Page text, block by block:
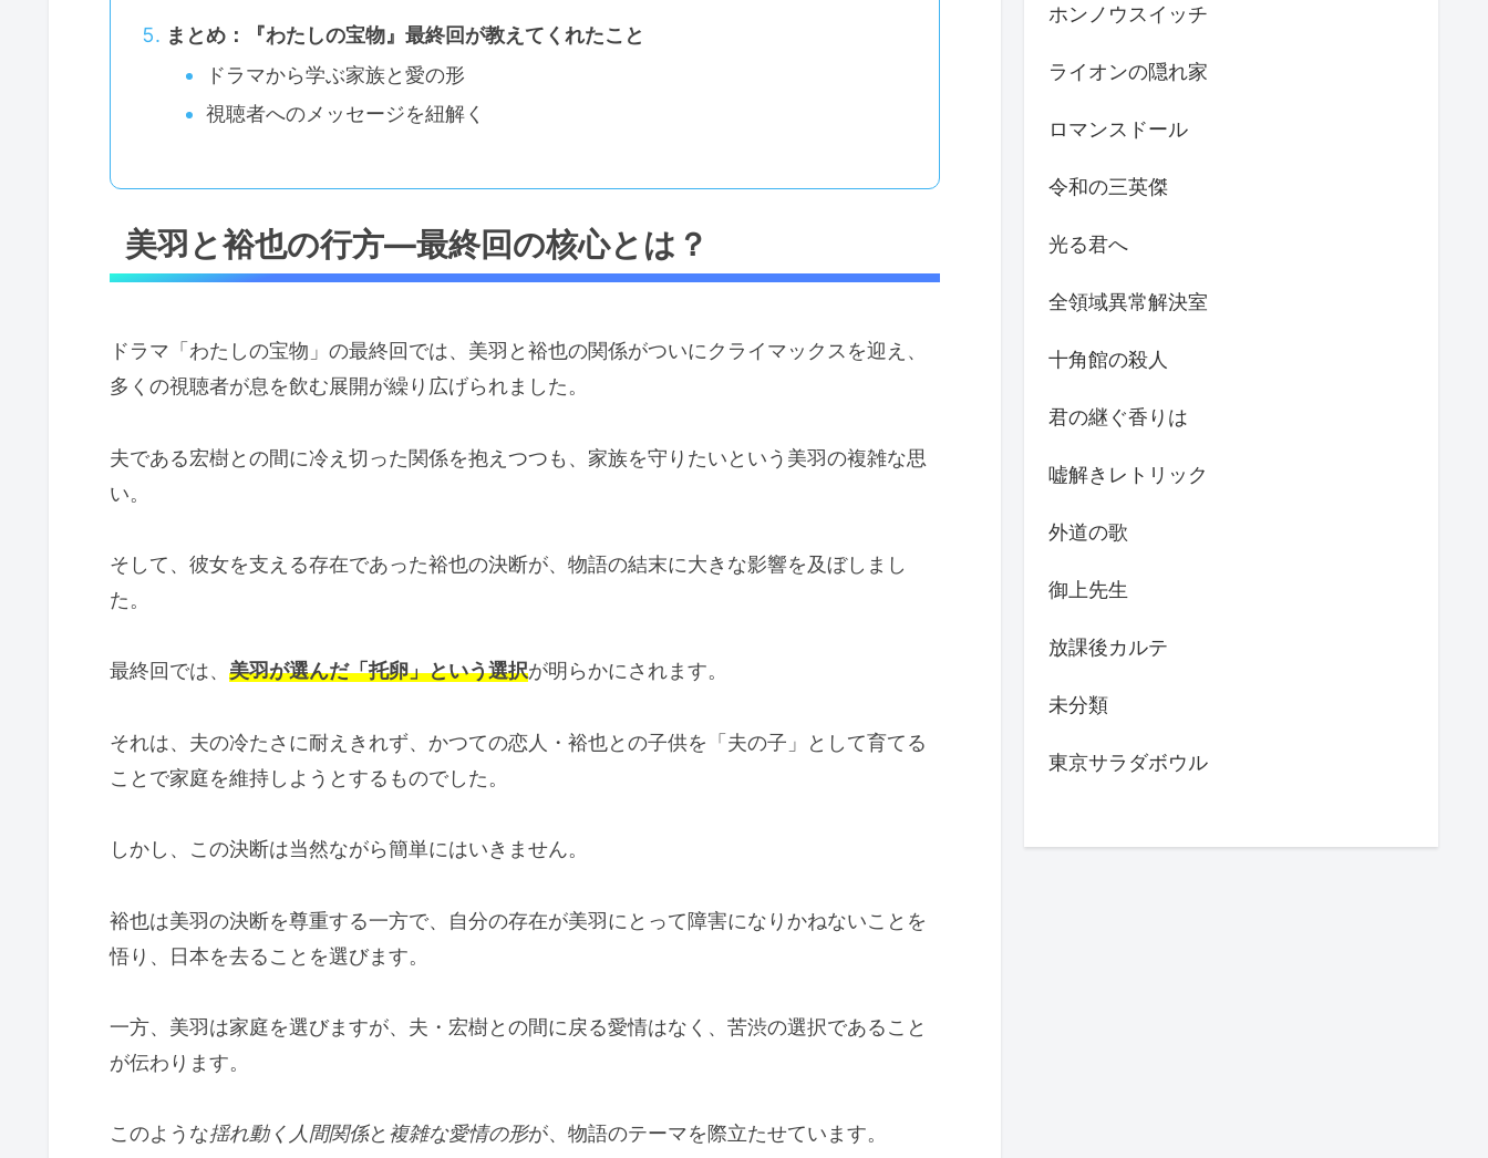
まとめ：『わたしの宝物』最終回が教えてくれたこと
ドラマから学ぶ家族と愛の形
視聴者へのメッセージを紐解く
美羽と裕也の行方—最終回の核心とは？
ドラマ「わたしの宝物」の最終回では、美羽と裕也の関係がついにクライマックスを迎え、
多くの視聴者が息を飲む展開が繰り広げられました。
夫である宏樹との間に冷え切った関係を抱えつつも、家族を守りたいという美羽の複雑な思
い。
そして、彼女を支える存在であった裕也の決断が、物語の結末に大きな影響を及ぼしまし
た。
最終回では、 美羽が選んだ「托卵」という選択が明らかにされます。
それは、夫の冷たさに耐えきれず、かつての恋人・裕也との子供を「夫の子」として育てる
ことで家庭を維持しようとするものでした。
しかし、この決断は当然ながら簡単にはいきません。
裕也は美羽の決断を尊重する一方で、自分の存在が美羽にとって障害になりかねないことを
悟り、日本を去ることを選びます。
一方、美羽は家庭を選びますが、夫・宏樹との間に戻る愛情はなく、苦渋の選択であること
が伝わります。
このような揺れ動く人間関係と 複雑な愛情の形が、物語のテーマを際立たせています。
ホンノウスイッチ
ライオンの隠れ家
ロマンスドール
令和の三英傑
光る君へ
全領域異常解決室
十角館の殺人
君の継ぐ香りは
嘘解きレトリック
外道の歌
御上先生
放課後カルテ
未分類
東京サラダボウル